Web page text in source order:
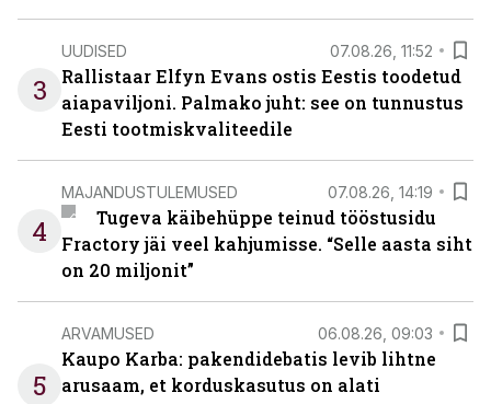
3
UUDISED 07.08.26, 11:52
Rallistaar Elfyn Evans ostis Eestis toodetud
aiapaviljoni. Palmako juht: see on tunnustus
Eesti tootmiskvaliteedile
4
MAJANDUSTULEMUSED 07.08.26, 14:19
Tugeva käibehüppe teinud tööstusidu
Fractory jäi veel kahjumisse. “Selle aasta siht
on 20 miljonit”
5
ARVAMUSED 06.08.26, 09:03
Kaupo Karba: pakendidebatis levib lihtne
arusaam, et korduskasutus on alati